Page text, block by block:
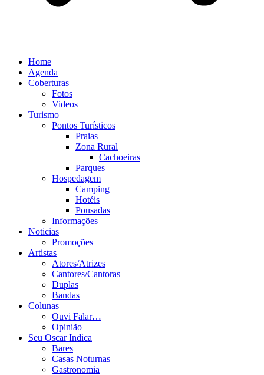
Home
Agenda
Coberturas
Fotos
Videos
Turismo
Pontos Turísticos
Praias
Zona Rural
Cachoeiras
Parques
Hospedagem
Camping
Hotéis
Pousadas
Informações
Noticias
Promoções
Artistas
Atores/Atrizes
Cantores/Cantoras
Duplas
Bandas
Colunas
Ouvi Falar…
Opinião
Seu Oscar Indica
Bares
Casas Noturnas
Gastronomia